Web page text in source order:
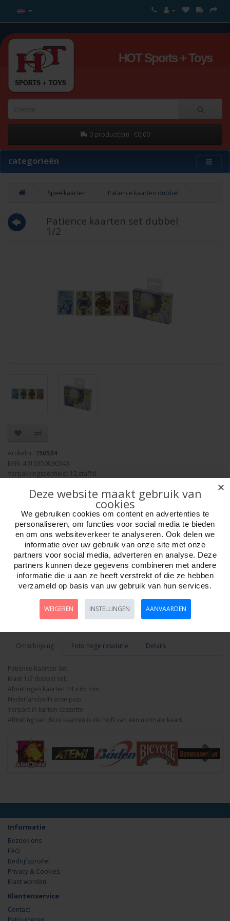
HOT Sports + Toys
0 product(en) - €0,00
categorieën
Speelkaarten Patience kaarten dubbel
Patience kaarten set dubbel
1/2
Artikelnr: 750534
EAN: 4010350090343
Verpakkingseenheid: 12,staffel
HOT Exclusive
Aantal
Bestellen
Omschrijving Foto hoge resolutie Details
Patience Kaarten-Set.
Maat 1/2 dubbel set.
Afmetingen kaarten 44 x 65 mm.
Nederlandse/Franse pop.
Verpakt in karton cassette.
Afmeting van deze kaarten is de helft van een normale kaart.
Informatie
Bezoek ons
FAQ
Bedrijfsprofiel
Privacy & Cookies
Klant worden
Klantenservice
Contact
✕
Deze website maakt gebruik van
cookies
We gebruiken cookies om content en advertenties te
personaliseren, om functies voor social media te bieden
en om ons websiteverkeer te analyseren. Ook delen we
informatie over uw gebruik van onze site met onze
partners voor social media, adverteren en analyse. Deze
partners kunnen deze gegevens combineren met andere
informatie die u aan ze heeft verstrekt of die ze hebben
verzameld op basis van uw gebruik van hun services.
WEIGEREN INSTELLINGEN AANVAARDEN